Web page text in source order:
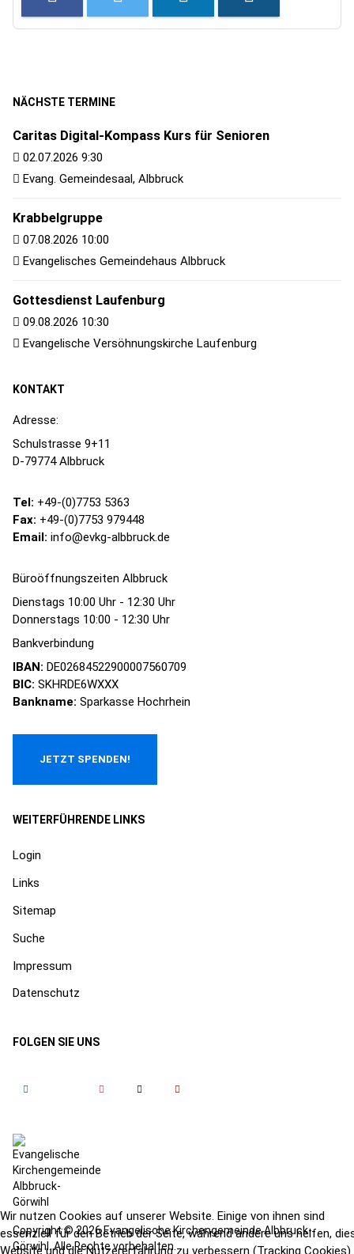
NÄCHSTE TERMINE
Caritas Digital-Kompass Kurs für Senioren
02.07.2026 9:30
Evang. Gemeindesaal, Albbruck
Krabbelgruppe
07.08.2026 10:00
Evangelisches Gemeindehaus Albbruck
Gottesdienst Laufenburg
09.08.2026 10:30
Evangelische Versöhnungskirche Laufenburg
KONTAKT
Adresse:
Schulstrasse 9+11
D-79774 Albbruck
Tel: +49-(0)7753 5363
Fax: +49-(0)7753 979448
Email: info@evkg-albbruck.de
Büroöffnungszeiten Albbruck
Dienstags 10:00 Uhr - 12:30 Uhr
Donnerstags 10:00 - 12:30 Uhr
Bankverbindung
IBAN: DE02684522900007560709
BIC: SKHRDE6WXXX
Bankname: Sparkasse Hochrhein
WEITERFÜHRENDE LINKS
Login
Links
Sitemap
Suche
Impressum
Datenschutz
FOLGEN SIE UNS
Copyright © 2026 Evangelische Kirchengemeinde Albbruck-
Görwihl. Alle Rechte vorbehalten.
Wir nutzen Cookies auf unserer Website. Einige von ihnen sind
essenziell für den Betrieb der Seite, während andere uns helfen,
Website und die Nutzererfahrung zu verbessern (Tracking Cookies).